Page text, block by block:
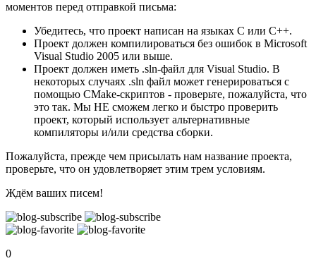
моментов перед отправкой письма:
Убедитесь, что проект написан на языках C или C++.
Проект должен компилироваться без ошибок в Microsoft
Visual Studio 2005 или выше.
Проект должен иметь .sln-файл для Visual Studio. В
некоторых случаях .sln файл может генерироваться с
помощью CMake-скриптов - проверьте, пожалуйста, что
это так. Мы НЕ сможем легко и быстро проверить
проект, который использует альтернативные
компиляторы и/или средства сборки.
Пожалуйста, прежде чем присылать нам название проекта,
проверьте, что он удовлетворяет этим трем условиям.
Ждём ваших писем!
0